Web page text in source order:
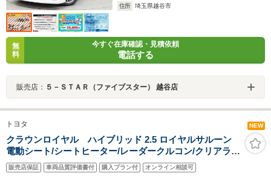
住所
埼玉県越谷市
無
料
今すぐ在庫確認・見積依頼
電話する
販売店： ５－ＳＴＡＲ（ファイブスター） 越谷店
トヨタ NEW
クラウンロイヤル ハイブリッド 2.5 ロイヤルサルーン
電動シート/シートヒーター/レーダークルコン/クリアラン
スソナー/ステアリングヒーター/スマートキー/ETC/横滑
り防止装置/純正ナビ/バックカメラ/地デジ/HIDオートライ
販売店保証 車両品質評価書付 購入プラン付 オンライン相談可